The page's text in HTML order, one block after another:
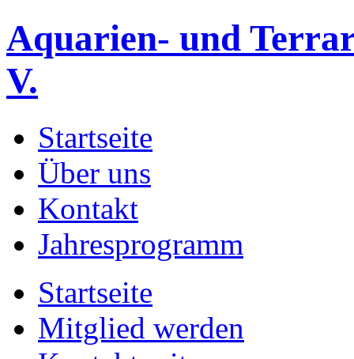
Aquarien- und
V.
Startseite
Über uns
Kontakt
Jahresprogramm
Startseite
Mitglied werden